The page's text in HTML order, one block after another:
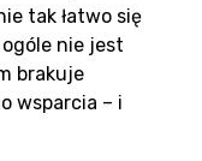
tak łatwo się
nie jest
brakuje
wsparcia – i